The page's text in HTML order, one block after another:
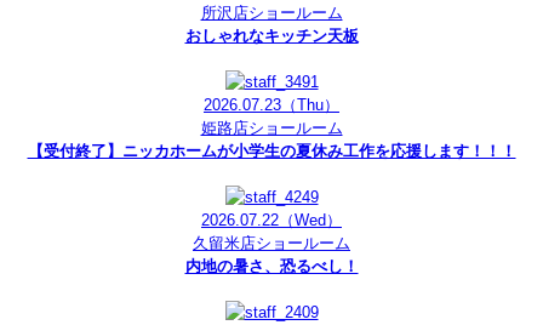
所沢店ショールーム
おしゃれなキッチン天板
2026.07.23 （Thu）
姫路店ショールーム
【受付終了】ニッカホームが小学生の夏休み工作を応援します！！！
2026.07.22 （Wed）
久留米店ショールーム
内地の暑さ、恐るべし！